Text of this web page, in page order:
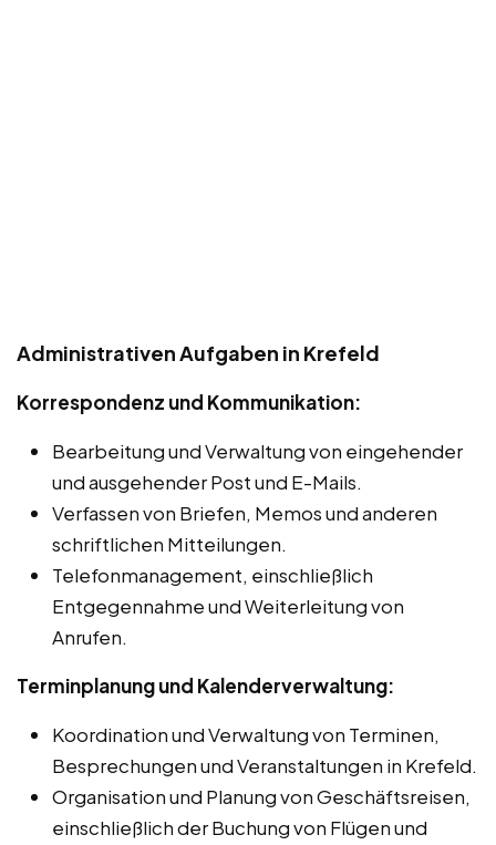
Administrativen Aufgaben in Krefeld
Korrespondenz und Kommunikation:
Bearbeitung und Verwaltung von eingehender
und ausgehender Post und E-Mails.
Verfassen von Briefen, Memos und anderen
schriftlichen Mitteilungen.
Telefonmanagement, einschließlich
Entgegennahme und Weiterleitung von
Anrufen.
Terminplanung und Kalenderverwaltung:
Koordination und Verwaltung von Terminen,
Besprechungen und Veranstaltungen in Krefeld.
Organisation und Planung von Geschäftsreisen,
einschließlich der Buchung von Flügen und